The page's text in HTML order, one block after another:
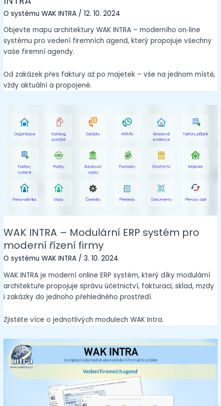
O systému WAK INTRA /12. 10. 2024
Objevte mapu architektury WAK INTRA – moderního on‑line
systému pro vedení firemních agend, který propojuje všechny
vaše firemní agendy.
Od zakázek přes faktury až po majetek – vše na jednom místě,
vždy aktuální a propojené.
WAK INTRA – Modulární ERP systém pro
moderní řízení firmy
O systému WAK INTRA /3. 10. 2024
WAK INTRA je moderní online ERP systém, který díky modulární
architektuře propojuje správu účetnictví, fakturaci, sklad, mzdy
i zakázky do jednoho přehledného prostředí.
Zjistěte více o jednotlivých modulech WAK Intra.